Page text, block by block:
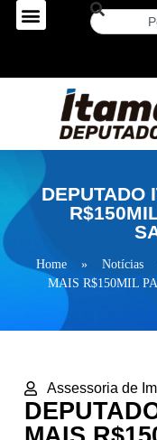
DEPUTADO
Home » Notícias
MAIS R$150MIL
Assessoria de